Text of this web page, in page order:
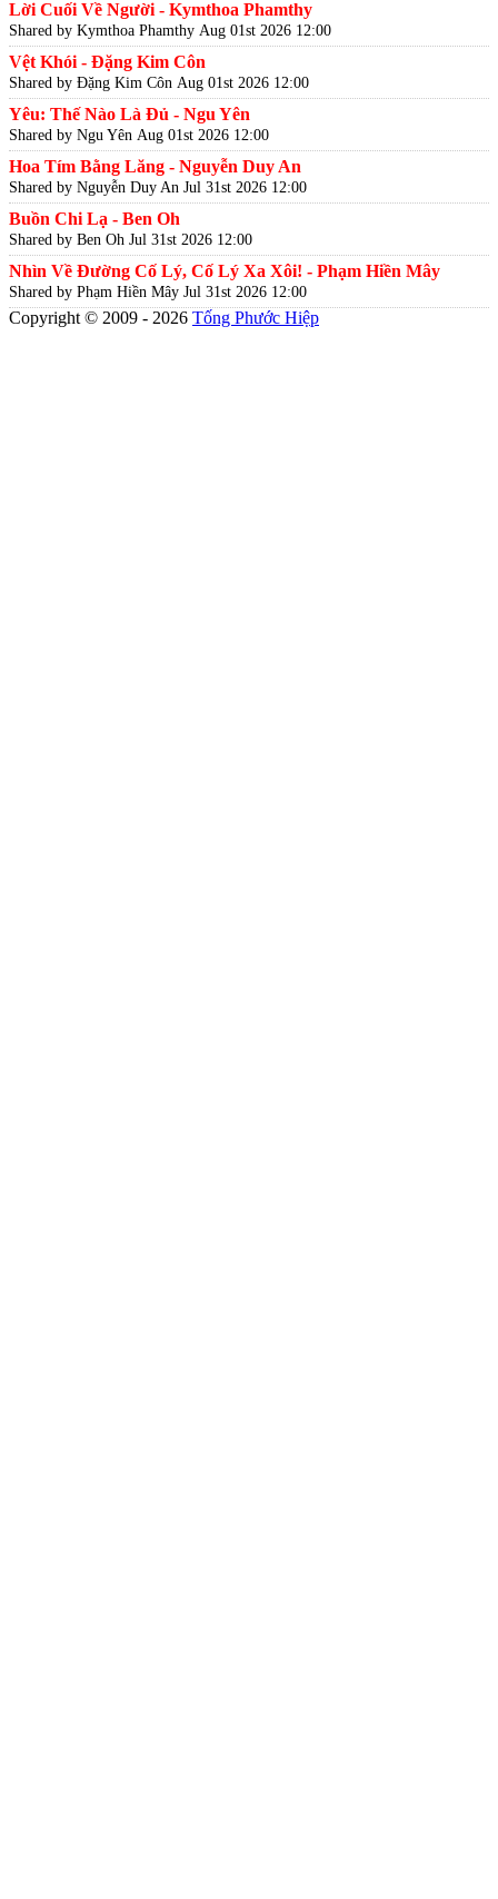
Lời Cuối Về Người - Kymthoa Phamthy
Shared by Kymthoa Phamthy Aug 01st 2026 12:00
Vệt Khói - Đặng Kim Côn
Shared by Đặng Kim Côn Aug 01st 2026 12:00
Yêu: Thế Nào Là Đủ - Ngu Yên
Shared by Ngu Yên Aug 01st 2026 12:00
Hoa Tím Bằng Lăng - Nguyễn Duy An
Shared by Nguyễn Duy An Jul 31st 2026 12:00
Buồn Chi Lạ - Ben Oh
Shared by Ben Oh Jul 31st 2026 12:00
Nhìn Về Đường Cố Lý, Cố Lý Xa Xôi! - Phạm Hiền Mây
Shared by Phạm Hiền Mây Jul 31st 2026 12:00
Copyright © 2009 - 2026 Tống Phước Hiệp